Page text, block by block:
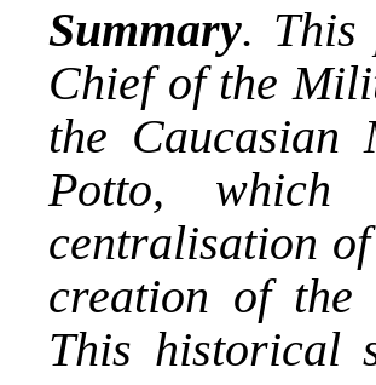
Summary. This
Chief of the
the
Potto,
centralisation
creation of the
This historical